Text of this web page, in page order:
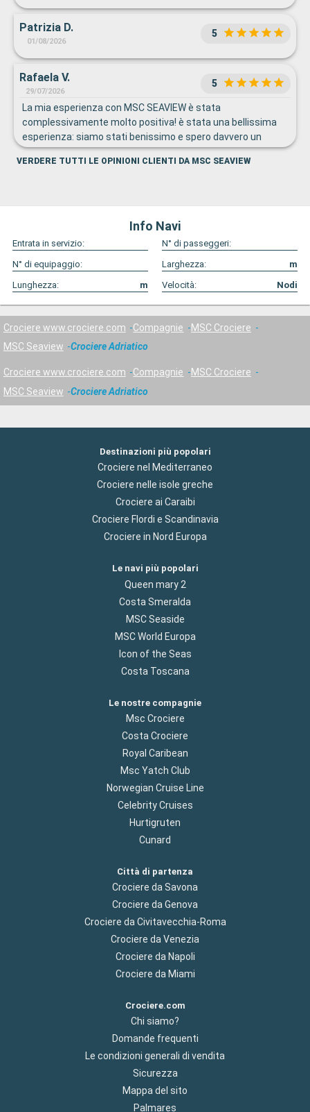
Patrizia D.
01/08/2026
5
Rafaela V.
29/07/2026
5
La mia esperienza con MSC SEAVIEW è stata
complessivamente molto positiva! è stata una bellissima
esperienza: siamo stati benissimo e spero davvero un
giorno di poter viaggiare di nuovo con questa compagnia. La
nave è splendida e i servizi a bordo hanno reso la vacanza
VERDERE TUTTI LE OPINIONI CLIENTI DA MSC SEAVIEW
Info Navi
Entrata in servizio:
N° di passeggeri:
N° di equipaggio:
Larghezza:
m
Lunghezza:
m Velocità: Nodi
Crociere www.crociere.com Compagnie
MSC Crociere
MSC Seaview
Crociere Adriatico
Crociere www.crociere.com Compagnie
MSC Crociere
MSC Seaview
Crociere Adriatico
Destinazioni più popolari
Crociere nel Mediterraneo
Crociere nelle isole greche
Crociere ai Caraibi
Crociere Flordi e Scandinavia
Crociere in Nord Europa
Le navi più popolari
Queen mary 2
Costa Smeralda
MSC Seaside
MSC World Europa
Icon of the Seas
Costa Toscana
Le nostre compagnie
Msc Crociere
Costa Crociere
Royal Caribean
Msc Yatch Club
Norwegian Cruise Line
Celebrity Cruises
Hurtigruten
Cunard
Città di partenza
Crociere da Savona
Crociere da Genova
Crociere da Civitavecchia-Roma
Crociere da Venezia
Crociere da Napoli
Crociere da Miami
Crociere.com
Chi siamo?
Domande frequenti
Le condizioni generali di vendita
Sicurezza
Mappa del sito
Palmares